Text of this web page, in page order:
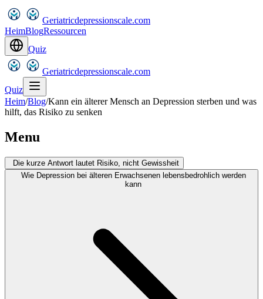
Geriatricdepressionscale.com
HeimBlogRessourcen
Quiz
Geriatricdepressionscale.com
Quiz
Heim/Blog/Kann ein älterer Mensch an Depression sterben und was
hilft, das Risiko zu senken
Menu
Die kurze Antwort lautet Risiko, nicht Gewissheit
Wie Depression bei älteren Erwachsenen lebensbedrohlich werden
kann